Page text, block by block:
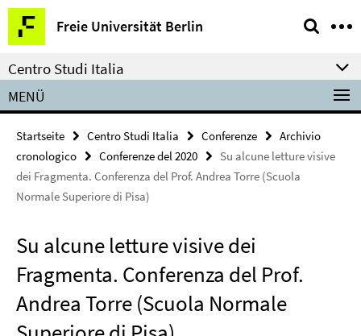
Springe
direkt
zu
Inhalt
Freie Universität Berlin
Service-
Navigation
Centro Studi Italia
MENÜ
Startseite Centro Studi Italia Conferenze
Archivio
cronologico
Conferenze del 2020
Su alcune letture visive
dei Fragmenta. Conferenza del Prof. Andrea Torre (Scuola
Normale Superiore di Pisa)
Su alcune letture visive dei
Fragmenta. Conferenza del Prof.
Andrea Torre (Scuola Normale